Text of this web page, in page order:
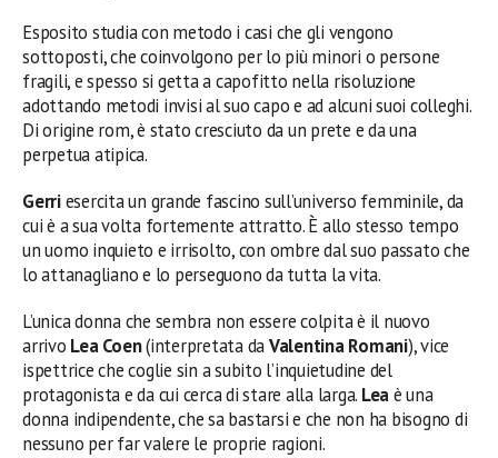
Esposito studia con metodo i casi che gli vengono
sottoposti, che coinvolgono per lo più minori o persone
fragili, e spesso si getta a capofitto nella risoluzione
adottando metodi invisi al suo capo e ad alcuni suoi colleghi.
Di origine rom, è stato cresciuto da un prete e da una
perpetua atipica.
Gerriesercita un grande fascino sull’universo femminile, da
cui è a sua volta fortemente attratto. È allo stesso tempo
un uomo inquieto e irrisolto, con ombre dal suo passato che
lo attanagliano e lo perseguono da tutta la vita.
L’unica donna che sembra non essere colpita è il nuovo
arrivo Lea Coen(interpretata daValentina Romani), vice
ispettrice che coglie sin a subito l’inquietudine del
protagonista e da cui cerca di stare alla larga. Leaè una
donna indipendente, che sa bastarsi e che non ha bisogno di
nessuno per far valere le proprie ragioni.